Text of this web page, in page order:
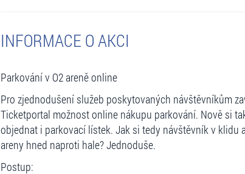
INFORMACE O AKCI
Parkování v O2 areně online
Pro zjednodušení služeb poskytovaných návštěvníkům
Ticketportal možnost online nákupu parkování. Nově si
objednat i parkovací lístek. Jak si tedy návštěvník v klidu
areny hned naproti hale? Jednoduše.
Postup: